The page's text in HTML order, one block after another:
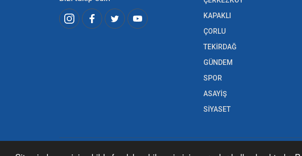
KAPAKLI
ÇORLU
TEKİRDAĞ
GÜNDEM
SPOR
ASAYİŞ
SİYASET